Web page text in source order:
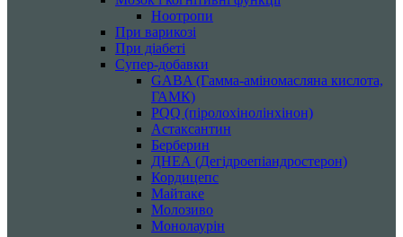
Ноотропи
При варикозі
При діабеті
Супер-добавки
GABA (Гамма-аміномасляна кислота,
ГАМК)
PQQ (піролохінолінхінон)
Астаксантин
Берберин
ДНЕА (Дегідроепіандростерон)
Кордицепс
Майтаке
Молозиво
Монолаурін